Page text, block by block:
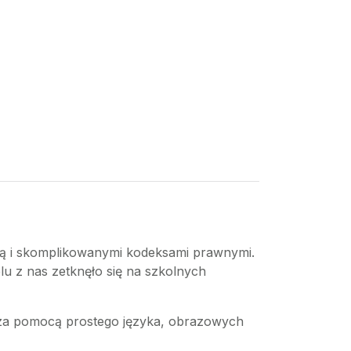
i skomplikowanymi kodeksami prawnymi.
z nas zetknęło się na szkolnych
pomocą prostego języka, obrazowych